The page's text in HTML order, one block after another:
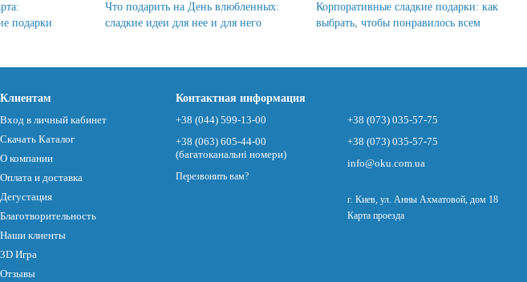
подарки
Что подарить на День влюбленных:
сладкие идеи для нее и для него
Корпоративные сладкие подарки: как
выбрать, чтобы понравилось всем
Клиентам
Вход в личный кабинет
Скачать Каталог
О компании
Оплата и доставка
Дегустация
Благотворительность
Наши клиенты
3D Игра
Отзывы
Контактная информация
+38 (044) 599-13-00
+38 (063) 605-44-00
(багатоканальні номери)
Перезвонить вам?
+38 (073) 035-57-75
+38 (073) 035-57-75
info@oku.com.ua
г. Киев, ул. Анны Ахматовой, дом 18
Карта проезда